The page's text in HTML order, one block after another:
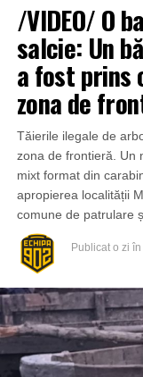
/VIDEO/ O
salcie: Un
a fost prins
zona de
Tăierile ilegale de
zona de frontieră. Un
mixt format din
apropierea localității
comune de patrulare
Publicat o zi